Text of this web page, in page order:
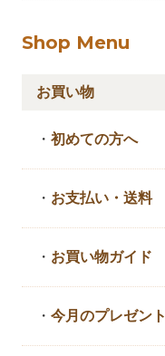
Shop Menu
お買い物
・初めての方へ
・ お支払い・送料
・ お買い物ガイド
・今月のプレゼント